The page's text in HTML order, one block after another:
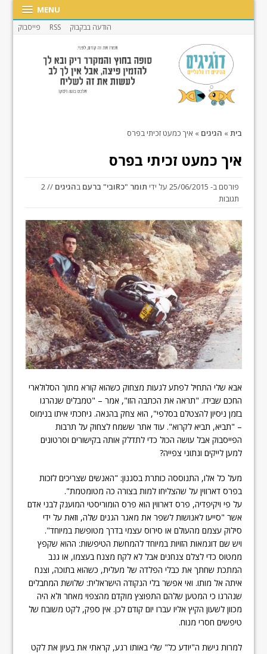
MENU
הודעה בבקבוק RSS פייסבוק
בית» הגיגים » איך כמעט זכיתי בפרס
איך כמעט זכיתי בפרס
פורסם ב- 25/06/2015 על ידי תומר "כRובי" ברעם בהגיגים
// 2
תגובות
אבא שלי התחיל לפתע לגעות מצחוק כשהוא קורא מתוך הסלולארי
החכם שבידו. "תראה את הכתבה הזו", אמר – "טמבלים שנהרגו
בזמן ניסיון להצטלם בסלפי", הוא צחק בהנאה. גיחכתי איתו בנימוס
– "תביא, תביא לקרוא". עוד אתר ששמח לצחוק על תרבות
הפייסבוק אבל עושה הכול כדי לתדלק אותה בקישורים וסרטונים
למען לייקים ונתוני צפייה?
מעל כל אלו, התנוססה כותרת בסגנון: "האנשים שצריכים לזכות
בפרס דארווין על שהצליחו למות בצורה כה מטומטמת".
על פי ויקיפדיה, פרס דארווין הוא פרס הומוריסטי המוענק לבני אדם
אשר "סייעו לאנושות לשפר את מאגר הגנים שלה, וזאת על ידי
סילוק עצמם מהעולם או סירוס עצמי בדרך מטופשת במיוחד".
ויש שם דוגמאות הזויות במיוחד להמחשת הטיפשות: ההוא שקפץ
ממטוס כדי לצלם צנחנים אבל לא לקח מצנח בעצמו, או גנב
המתכת שחתך את כבלי הפלדה של מעלית, כשהוא בתוכה, וצנח
איתה אל מותו. ואי אפשר בלי הנקודה הישראלית: שלושת המחבלים
שנהרגו כי המטען שלהם התפוצץ מוקדם מהצפוי מאחר ולא היה
מכוון לשעון הקיץ אליו עברו יום קודם לכן. אין ספק, לקט משובח של
טיפשים חסרי מנוח.
למרות גישת ה"יודע כל" שלי באותו רגע, קראתי את בעיון את לקט